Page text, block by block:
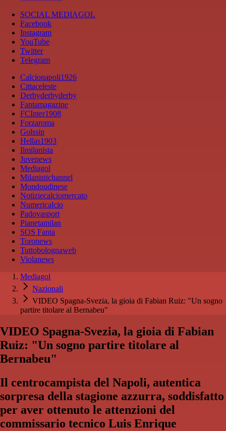
SOCIAL MEDIAGOL
Facebook
Instagram
YouTube
Twitter
Telegram
Calcionapoli1926
Cittaceleste
Derbyderbyderby
Fantamagazine
FCInter1908
Forzaroma
Golssip
Hellas1903
Ilmilanista
Juvenews
Mediagol
Milanistichannel
Mondoudinese
Notiziecalciomercato
Numericalcio
Padovasport
Pianetamilan
SOS Fanta
Toronews
Tuttobolognaweb
Violanews
Mediagol
Nazionali
VIDEO Spagna-Svezia, la gioia di Fabian Ruiz: "Un sogno
partire titolare al Bernabeu"
VIDEO Spagna-Svezia, la gioia di Fabian
Ruiz: "Un sogno partire titolare al
Bernabeu"
Il centrocampista del Napoli, autentica
sorpresa della stagione azzurra, soddisfatto
per aver ottenuto le attenzioni del
commissario tecnico Luis Enrique